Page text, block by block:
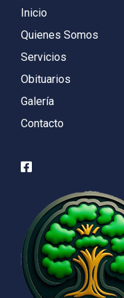
Inicio
Quienes Somos
Servicios
Obituarios
Galería
Contacto